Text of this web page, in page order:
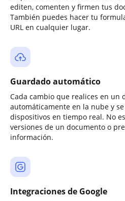
editen, comenten y firmen tus
También puedes hacer tu
URL en cualquier lugar.
Guardado automático
Cada cambio que realices en un
automáticamente en la nube y
dispositivos en tiempo real. No
versiones de un documento o
información.
Integraciones de Google